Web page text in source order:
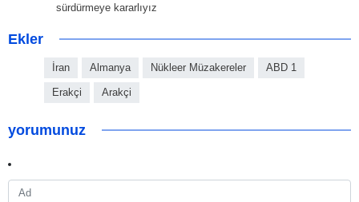
sürdürmeye kararlıyız
Ekler
İran Almanya Nükleer Müzakereler ABD 1
Erakçi Arakçi
yorumunuz